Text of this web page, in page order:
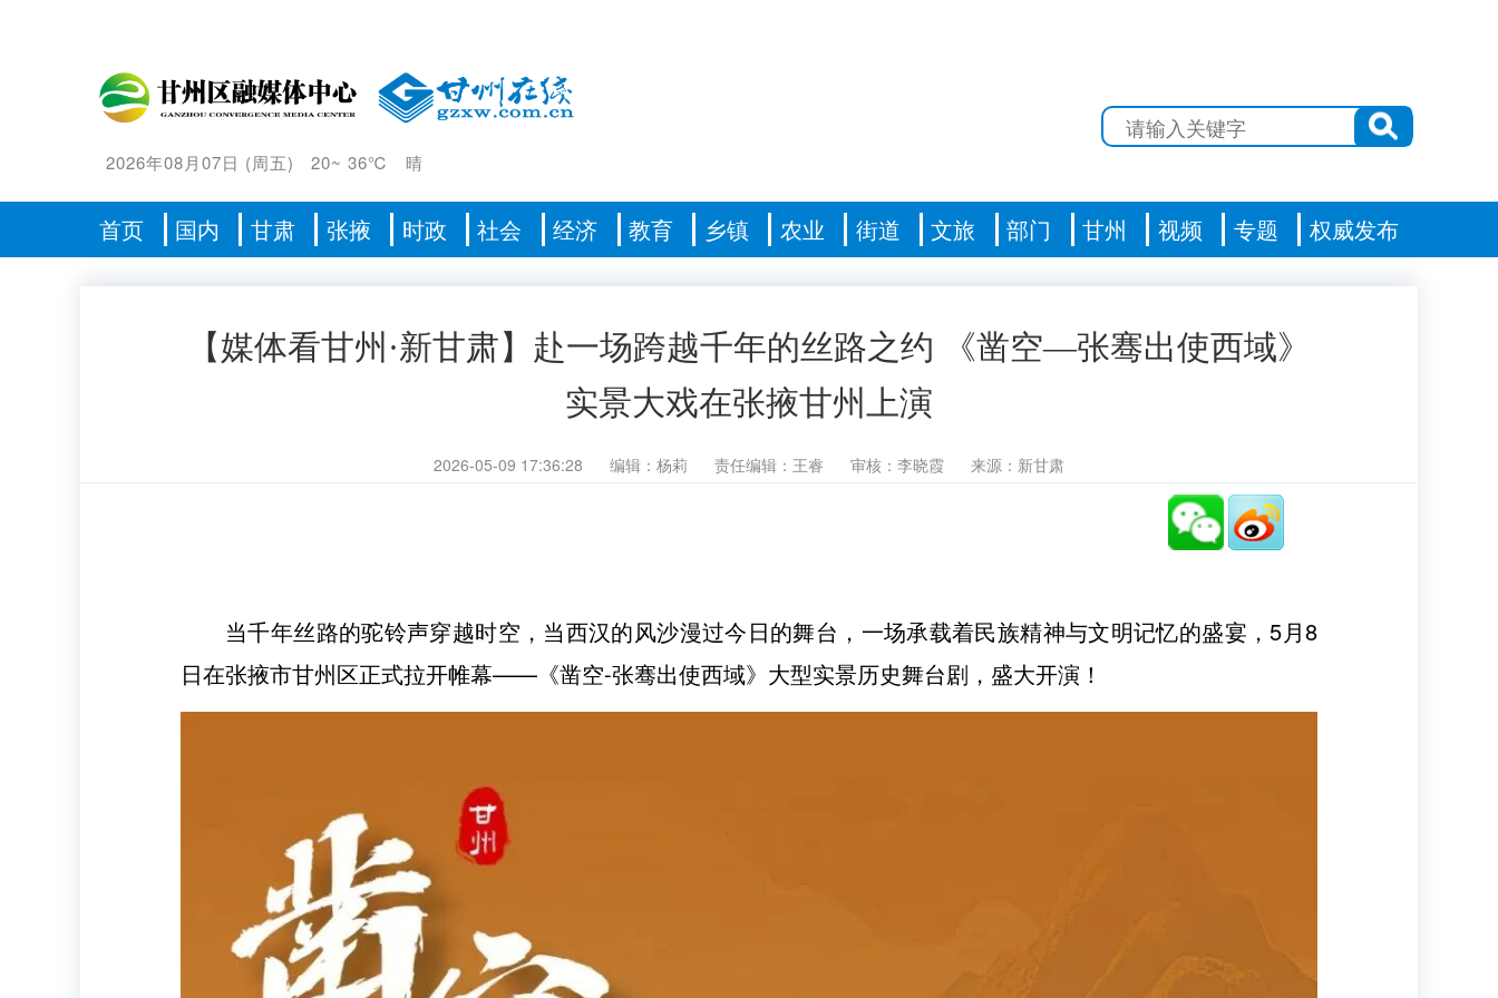
2026年08月07日 (周五) 20~ 36℃ 晴
首页 国内 甘肃 张掖 时政 社会 经济 教育 乡镇 农业 街道 文旅 部门 甘州 视频 专题 权威发布
【媒体看甘州·新甘肃】赴一场跨越千年的丝路之约 《凿空—张骞出使西域》
实景大戏在张掖甘州上演
2026-05-09 17:36:28 编辑：杨莉 责任编辑：王睿 审核：李晓霞 来源：新甘肃
当千年丝路的驼铃声穿越时空，当西汉的风沙漫过今日的舞台，一场承载着民族精神与文明记忆的盛宴，5月8
日在张掖市甘州区正式拉开帷幕——《凿空-张骞出使西域》大型实景历史舞台剧，盛大开演！